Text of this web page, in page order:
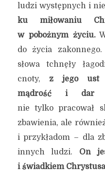
ludzi występnych i
ku miłowaniu
w pobożnym życiu.
do życia
słowa tchnęły
cnoty, z jego ust
mądrość i dar
nie tylko pracował
zbawienia, ale
i przykładom – dla
innych ludzi. On
i świadkiem